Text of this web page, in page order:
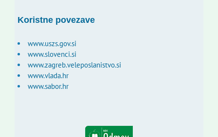
Koristne povezave
www.uszs.gov.si
www.slovenci.si
www.zagreb.veleposlanistvo.si
www.vlada.hr
www.sabor.hr